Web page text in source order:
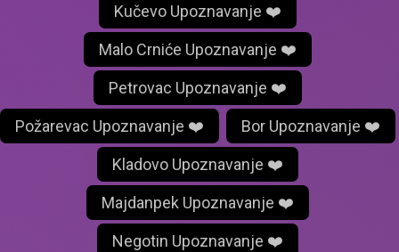
Kučevo Upoznavanje ❤️
Malo Crniće Upoznavanje ❤️
Petrovac Upoznavanje ❤️
Požarevac Upoznavanje ❤️ Bor Upoznavanje ❤️
Kladovo Upoznavanje ❤️
Majdanpek Upoznavanje ❤️
Negotin Upoznavanje ❤️